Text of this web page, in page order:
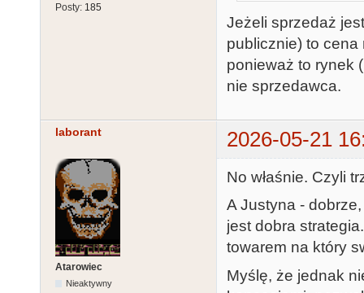
Posty: 185
Jeżeli sprzedaż
publicznie) to
ponieważ to rynek
nie sprzedawca.
laborant 2026-05-21
Atarowiec
Nieaktywny
No właśnie. Czyli
A Justyna -
jest dobra
towarem na który
Myślę, że jednak